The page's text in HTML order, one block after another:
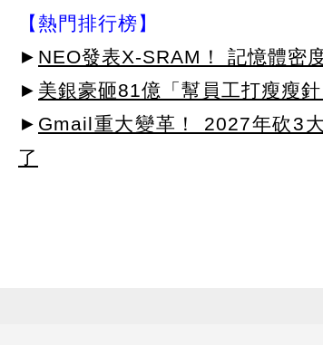
【熱門排行榜】
► NEO發表X-SRAM！ 記憶體密
► 美銀豪砸81億「幫員工打瘦瘦
► Gmail重大變革！ 2027年砍3
了